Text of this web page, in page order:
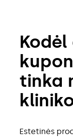
tinka
Estetinės